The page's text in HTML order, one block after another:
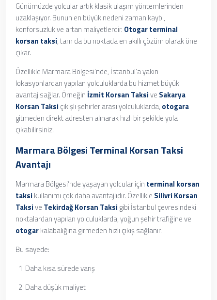
Günümüzde yolcular artık klasik ulaşım yöntemlerinden
uzaklaşıyor. Bunun en büyük nedeni zaman kaybı,
konforsuzluk ve artan maliyetlerdir. Otogar terminal
korsan taksi, tam da bu noktada en akıllı çözüm olarak öne
çıkar.
Özellikle Marmara Bölgesi’nde, İstanbul’a yakın
lokasyonlardan yapılan yolculuklarda bu hizmet büyük
avantaj sağlar. Örneğin İzmit Korsan Taksive Sakarya
Korsan Taksi çıkışlı şehirler arası yolculuklarda, otogara
gitmeden direkt adresten alınarak hızlı bir şekilde yola
çıkabilirsiniz.
Marmara Bölgesi Terminal Korsan Taksi
Avantajı
Marmara Bölgesi’nde yaşayan yolcular için terminal korsan
taksi kullanımı çok daha avantajlıdır. Özellikle Silivri Korsan
Taksive Tekirdağ Korsan Taksi gibi İstanbul çevresindeki
noktalardan yapılan yolculuklarda, yoğun şehir trafiğine ve
otogarkalabalığına girmeden hızlı çıkış sağlanır.
Bu sayede:
Daha kısa sürede varış
Daha düşük maliyet